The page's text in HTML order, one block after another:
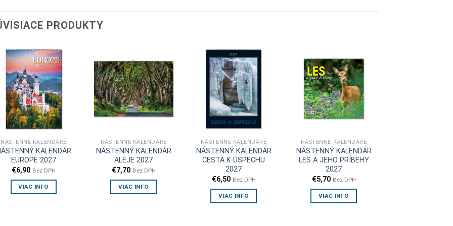
PRODUKTY
NÁSTENNÉ KALENDÁRE
KALENDÁR
EUROPE 2027
€6,90 Bez DPH
VIAC INFO
NÁSTENNÉ KALENDÁRE
NÁSTENNÝ KALENDÁR
ALEJE 2027
€7,70 Bez DPH
VIAC INFO
NÁSTENNÉ KALENDÁRE
NÁSTENNÝ KALENDÁR
CESTA K ÚSPECHU
2027
€6,50 Bez DPH
VIAC INFO
NÁSTENNÉ KALENDÁRE
NÁSTENNÝ KALENDÁR
LES A JEHO PRÍBEHY
2027
€5,70 Bez DPH
VIAC INFO